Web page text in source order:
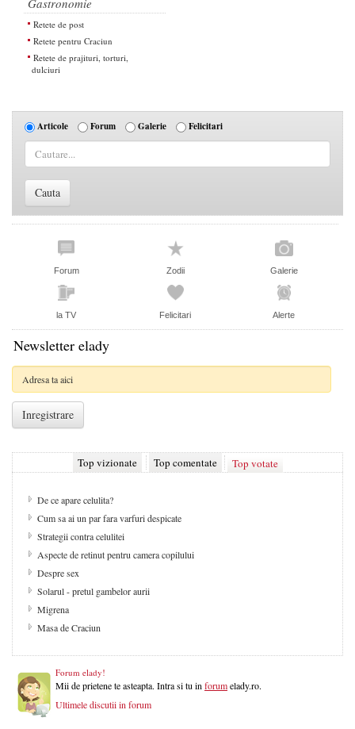
Gastronomie
Retete de post
Retete pentru Craciun
Retete de prajituri, torturi,
dulciuri
Articole Forum Galerie Felicitari
Forum Zodii Galerie
la TV Felicitari Alerte
Newsletter elady
Top vizionate Top comentate Top votate
De ce apare celulita?
Cum sa ai un par fara varfuri despicate
Strategii contra celulitei
Aspecte de retinut pentru camera copilului
Despre sex
Solarul - pretul gambelor aurii
Migrena
Masa de Craciun
Forum elady!
Mii de prietene te asteapta. Intra si tu inforumelady.ro.
Ultimele discutii in forum